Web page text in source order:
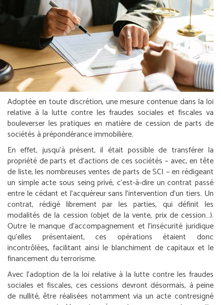
Adoptée en toute discrétion, une mesure contenue dans la loi
relative à la lutte contre les fraudes sociales et fiscales va
bouleverser les pratiques en matière de cession de parts de
sociétés à prépondérance immobilière.
En effet, jusqu’à présent, il était possible de transférer la
propriété de parts et d’actions de ces sociétés – avec, en tête
de liste, les nombreuses ventes de parts de SCI – en rédigeant
un simple acte sous seing privé, c’est-à-dire un contrat passé
entre le cédant et l’acquéreur sans l’intervention d’un tiers. Un
contrat, rédigé librement par les parties, qui définit les
modalités de la cession (objet de la vente, prix de cession…).
Outre le manque d’accompagnement et l’insécurité juridique
qu’elles présentaient, ces opérations étaient donc
incontrôlées, facilitant ainsi le blanchiment de capitaux et le
financement du terrorisme.
Avec l’adoption de la loi relative à la lutte contre les fraudes
sociales et fiscales, ces cessions devront désormais, à peine
de nullité, être réalisées notamment via un acte contresigné